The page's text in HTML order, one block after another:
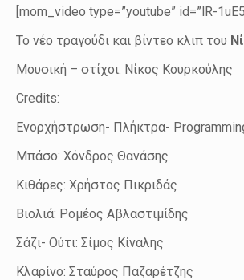
[mom_video type=”youtube” id=”lR-
Το νέο τραγούδι και βίντεο κλιπ του
Μουσική – στίχοι: Νίκος Κουρκούλης
Credits:
Ενορχήστρωση- Πλήκτρα-
Μπάσο: Χόνδρος Θανάσης
Κιθάρες: Χρήστος Πικριδάς
Βιολιά: Ρομέος Αβλαστιμίδης
Σάζι- Ούτι: Σίμος Κίναλης
Κλαρίνο: Σταύρος Παζαρέτζης